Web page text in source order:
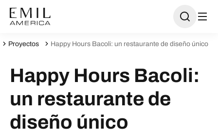
Proyectos Happy Hours Bacoli: un restaurante de diseño único
Happy Hours Bacoli:
un restaurante de
diseño único